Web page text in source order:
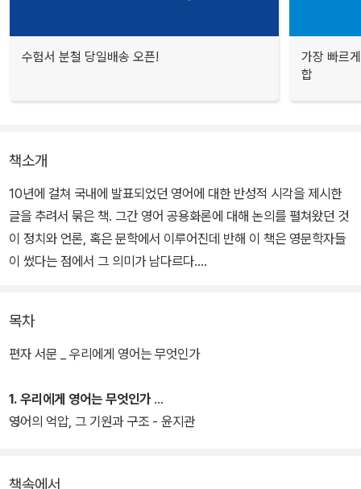
수험서 분철 당일배송 오픈!
가장 빠르
합
책소개
10년에 걸쳐 국내에 발표되었던 영어에 대한 반성적 시각을 제시한
글을 추려서 묶은 책. 그간 영어 공용화론에 대해 논의를 펼쳐왔던 것
이 정치와 언론, 혹은 문학에서 이루어진데 반해 이 책은 영문학자들
이 썼다는 점에서 그 의미가 남다르다.
가 우리 사회에서 어떻게 이해되어 왔고 또 이해되어야 하는지를 다
루고 있고, 2부 '영어, 어떻게 배우고 가르쳐야 하나'는 영어교육과 그
것인가'는 세계화와 더불어 영어의 지배가 강화되는 현실에서 한국과
같은 소수언어권의 대응이 어떠해야 하는가를 모색하는 글들을 모았
목차
편자 서문 _ 우리에게 영어는 무엇인가
1. 우리에게 영어는 무엇인가
영어의 억압, 그 기원과 구조 - 윤지관
책속에서